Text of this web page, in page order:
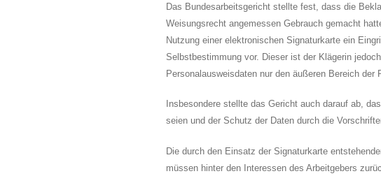
Das Bundesarbeitsgericht stellte fest, dass die
Weisungsrecht angemessen Gebrauch gemacht
Nutzung einer elektronischen Signaturkarte ein
Selbstbestimmung vor. Dieser ist der Klägerin
Personalausweisdaten nur den äußeren Bereich der
Insbesondere stellte das Gericht auch darauf ab,
seien und der Schutz der Daten durch die
Die durch den Einsatz der Signaturkarte
müssen hinter den Interessen des Arbeitgebers